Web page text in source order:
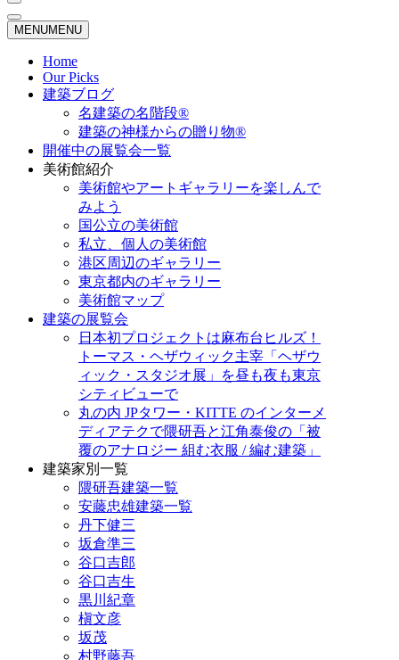
ナ
ビ
ゲ
ナ
ビ
MENUMENU
Home
Our Picks
建築ブログ
名建築の名階段®
建築の神様からの贈り物®
開催中の展覧会一覧
美術館紹介
美術館やアートギャラリーを楽しんで
みよう
国公立の美術館
私立、個人の美術館
港区周辺のギャラリー
東京都内のギャラリー
美術館マップ
建築の展覧会
日本初プロジェクトは麻布台ヒルズ！
トーマス・ヘザウィック主宰「ヘザウ
ィック・スタジオ展」を昼も夜も東京
シティビューで
丸の内 JPタワー・KITTE のインターメ
ディアテクで隈研吾と江角泰俊の「被
覆のアナロジー 組む衣服 / 編む建築」
建築家別一覧
隈研吾建築一覧
安藤忠雄建築一覧
丹下健三
坂倉準三
谷口吉郎
谷口吉生
黒川紀章
槇文彦
坂茂
村野藤吾